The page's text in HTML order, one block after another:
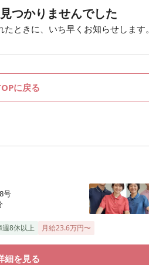
つかりませんでした
たときに、いち早くお知らせします
に戻る
号
週8休以上 月給23.6万円〜
細を見る